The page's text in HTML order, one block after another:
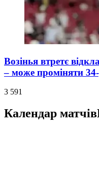
Возінья втретє
– може проміняти
3 591
Календар матчів